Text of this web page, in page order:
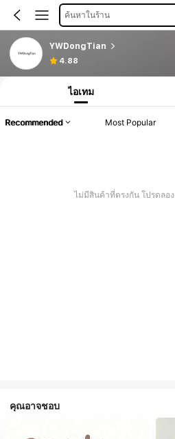
ค้นหาในร้าน
YWDongTian
4.88
ไอเทม
Recommended Most Popular
ไม่มีสินค้าที่ตรงกัน โปรดลอ
คุณอาจชอบ